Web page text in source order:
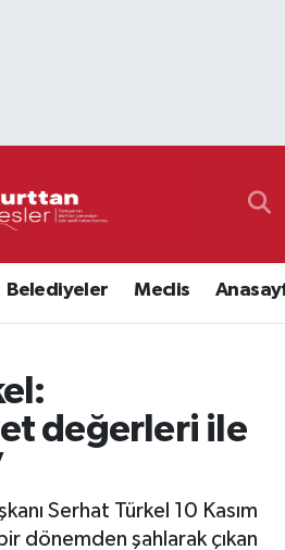
Belediyeler Meclis
değerleri ile
Serhat Türkel 10 Kasım
dönemden şahlarak çıkan
ve Fikstür